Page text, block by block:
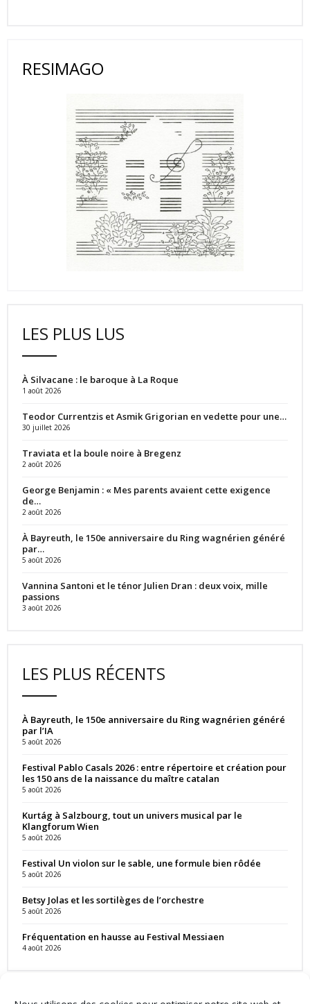
RESIMAGO
LES PLUS LUS
À Silvacane : le baroque à La Roque
1 août 2026
Teodor Currentzis et Asmik Grigorian en vedette pour une…
30 juillet 2026
Traviata et la boule noire à Bregenz
2 août 2026
George Benjamin : « Mes parents avaient cette exigence
de…
2 août 2026
À Bayreuth, le 150e anniversaire du Ring wagnérien généré
par…
5 août 2026
Vannina Santoni et le ténor Julien Dran : deux voix, mille
passions
3 août 2026
LES PLUS RÉCENTS
À Bayreuth, le 150e anniversaire du Ring wagnérien généré
par l’IA
5 août 2026
Festival Pablo Casals 2026 : entre répertoire et création pour
les 150 ans de la naissance du maître catalan
5 août 2026
Kurtág à Salzbourg, tout un univers musical par le
Klangforum Wien
5 août 2026
Festival Un violon sur le sable, une formule bien rôdée
5 août 2026
Betsy Jolas et les sortilèges de l’orchestre
5 août 2026
Fréquentation en hausse au Festival Messiaen
4 août 2026